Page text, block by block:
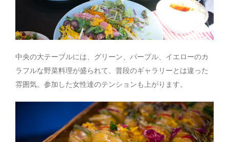
中央の大テーブルには、グリーン、パープル、イエローのカ
ラフルな野菜料理が盛られて、普段のギャラリーとは違った
雰囲気。参加した女性達のテンションも上がります。